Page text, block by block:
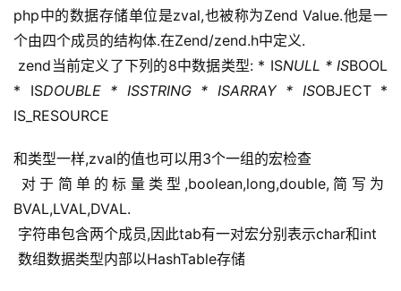
php中的数据存储单位是zval,也被称为Zend Value.他是一
个由四个成员的结构体.在Zend/zend.h中定义.
zend当前定义了下列的8中数据类型: * ISNULL * ISBOOL
* ISDOUBLE * ISSTRING * ISARRAY * ISOBJECT *
IS_RESOURCE
和类型一样,zval的值也可以用3个一组的宏检查
BVAL,LVAL,DVAL.
字符串包含两个成员,因此tab有一对宏分别表示char和int
数组数据类型内部以HashTable存储